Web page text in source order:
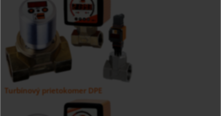
Turbínový prietokomer DPE